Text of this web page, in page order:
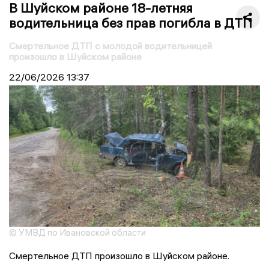
В Шуйском районе 18-летняя
водительница без прав погибла в ДТП
Смертельное ДТП с молодой водительницей
произошло в Шуйском районе
22/06/2026 13:37
© УМВД по Ивановской области
Смертельное ДТП произошло в Шуйском районе.